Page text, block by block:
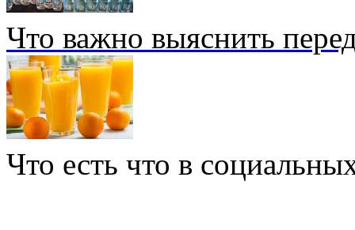
Что важно выяснить
Что есть что в